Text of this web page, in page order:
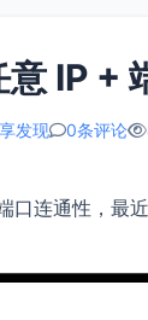
IP +
发现 0条评论
口连通性，最